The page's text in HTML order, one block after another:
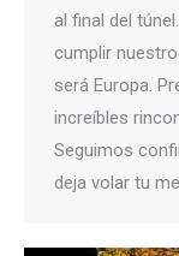
al final del
cumplir
será Europa.
increíbles
Seguimos
deja volar tu